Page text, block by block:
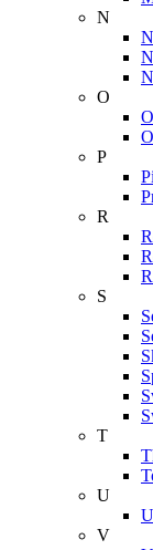
N
O
P
R
S
T
U
V